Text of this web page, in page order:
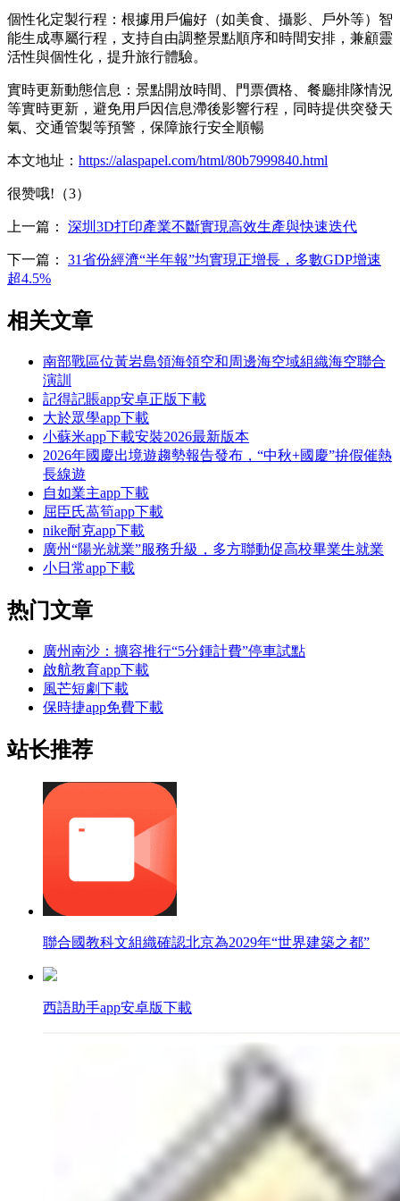
個性化定製行程：根據用戶偏好（如美食、攝影、戶外等）智
能生成專屬行程，支持自由調整景點順序和時間安排，兼顧靈
活性與個性化，提升旅行體驗。
實時更新動態信息：景點開放時間、門票價格、餐廳排隊情況
等實時更新，避免用戶因信息滯後影響行程，同時提供突發天
氣、交通管製等預警，保障旅行安全順暢
本文地址： https://alaspapel.com/html/80b7999840.html
很赞哦!（3）
上一篇： 深圳3D打印產業不斷實現高效生產與快速迭代
下一篇： 31省份經濟“半年報”均實現正增長，多數GDP增速
超4.5%
相关文章
南部戰區位黃岩島領海領空和周邊海空域組織海空聯合
演訓
記得記賬app安卓正版下載
大於眾學app下載
小蘇米app下載安裝2026最新版本
2026年國慶出境遊趨勢報告發布，“中秋+國慶”拚假催熱
長線遊
自如業主app下載
屈臣氏萵筍app下載
nike耐克app下載
廣州“陽光就業”服務升級，多方聯動促高校畢業生就業
小日常app下載
热门文章
廣州南沙：擴容推行“5分鍾計費”停車試點
啟航教育app下載
風芒短劇下載
保時捷app免費下載
站长推荐
聯合國教科文組織確認北京為2029年“世界建築之都”
西語助手app安卓版下載